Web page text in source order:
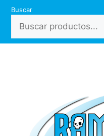
Saltar
contenido
Buscar